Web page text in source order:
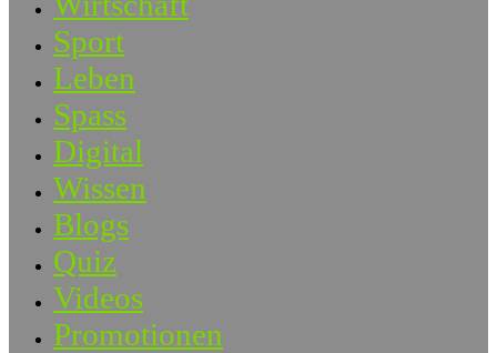
Sport
Leben
Spass
Digital
Wissen
Blogs
Quiz
Videos
Promotionen